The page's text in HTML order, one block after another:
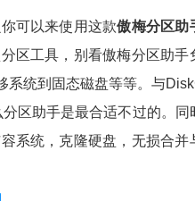
可以来使用这款傲梅分区助
区工具，别看傲梅分区助手
系统到固态磁盘等等。与
区助手是最合适不过的。同
系统，克隆硬盘，无损合并